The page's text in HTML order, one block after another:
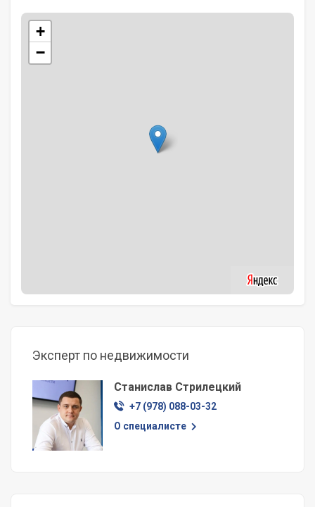
+
−
Эксперт по недвижимости
Станислав Стрилецкий
+7 (978) 088-03-32
О специалисте